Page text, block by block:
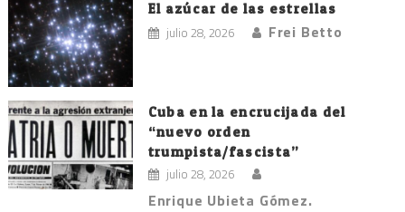
El azúcar de las estrellas
julio 28, 2026 Frei Betto
Cuba en la encrucijada del
“nuevo orden
trumpista/fascista”
julio 28, 2026
Enrique Ubieta Gómez.